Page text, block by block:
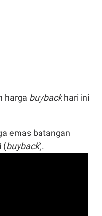
harga buybackhari ini
emas batangan
(buyback).